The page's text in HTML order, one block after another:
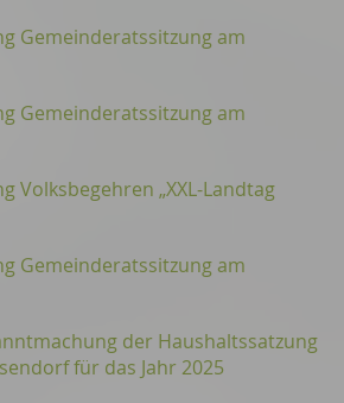
Gemeinderatssitzung am
Gemeinderatssitzung am
Volksbegehren „XXL-Landtag
Gemeinderatssitzung am
der Haushaltssatzung
für das Jahr 2025